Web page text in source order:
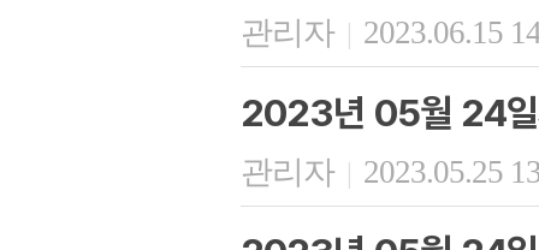
관리자 | 2023.06.15
2023년 05월 24일
관리자 | 2023.05.25